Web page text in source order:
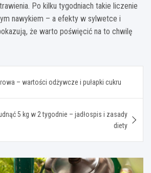
Po kilku tygodniach takie liczenie
nawykiem – a efekty w sylwetce i
że warto poświęcić na to chwilę
– wartości odżywcze i pułapki cukru
5 kg w 2 tygodnie – jadłospis i zasady
diety